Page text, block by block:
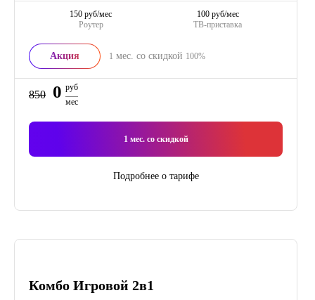
Роутер
150 руб/мес
ТВ-приставка
100 руб/мес
Акция 1 мес. со скидкой 100%
850 0 руб
мес
1мес. со скидкой
Подробнее о тарифе
Комбо Игровой 2в1